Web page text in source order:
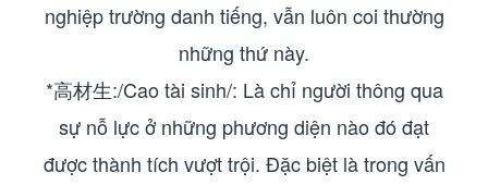
nghiệp trường danh tiếng, vẫn luôn coi thường
những thứ này.
*高材生:/Cao tài sinh/: Là chỉ người thông qua
sự nỗ lực ở những phương diện nào đó đạt
được thành tích vượt trội. Đặc biệt là trong vấn